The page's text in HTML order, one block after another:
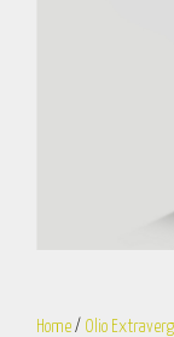
Home / Olio